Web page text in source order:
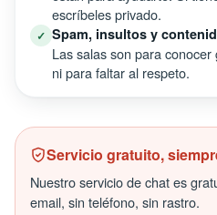
escríbeles privado.
✓ Spam, insultos y
Las salas son para
ni para faltar al respeto.
Servicio gratuito,
Nuestro servicio de chat es
email, sin teléfono, sin rastro.